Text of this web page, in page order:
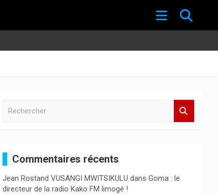
c
h
e
Commentaires récents
Jean Rostand VUSANGI MWITSIKULU dansGoma : le
directeur de la radio Kako FM limogé !